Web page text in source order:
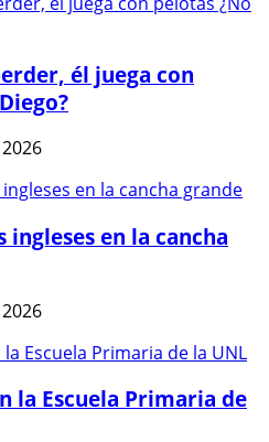
él juega con
ingleses en la cancha
la Escuela Primaria de